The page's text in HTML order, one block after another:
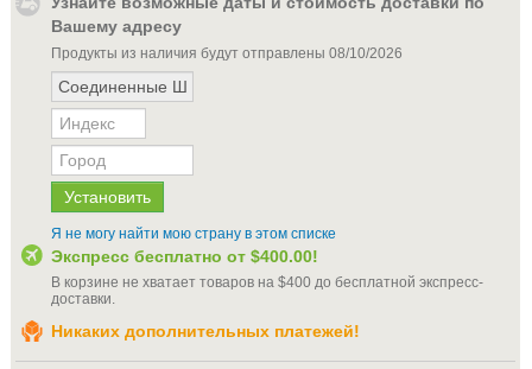
Вашему адресу
Продукты из наличия будут отправлены 08/10/2026
Я не могу найти мою страну в этом списке
Экспресс бесплатно от $400.00!
В корзине не хватает товаров на $400 до бесплатной экспресс-
доставки.
Никаких дополнительных платежей!